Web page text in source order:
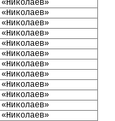
«Николаев»
«Николаев»
«Николаев»
«Николаев»
«Николаев»
«Николаев»
«Николаев»
«Николаев»
«Николаев»
«Николаев»
«Николаев»
«Николаев»